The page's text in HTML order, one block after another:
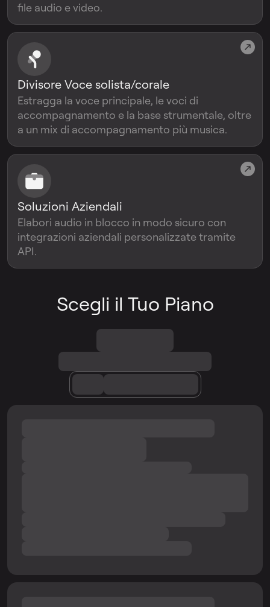
file audio e video.
Soluzioni Aziendali
Elabori audio in blocco in modo sicuro con
integrazioni aziendali personalizzate tramite
API.
Divisore Voce solista/corale
Estragga la voce principale, le voci di
accompagnamento e la base strumentale, oltre
a un mix di accompagnamento più musica.
Scegli il Tuo Piano